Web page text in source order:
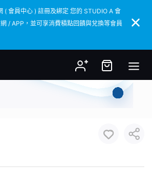
會員中心 ) 註冊及綁定 您的 STUDIO A 會
/ APP，並可享消費積點回饋與兌換等會員
會員中心 ) 註冊及綁定 您的 STUDIO A 會
/ APP，並可享消費積點回饋與兌換等會員